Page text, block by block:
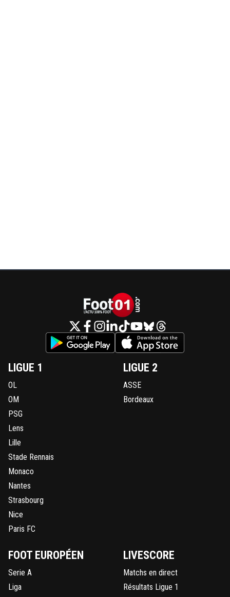
LIGUE 1
OL
OM
PSG
Lens
Lille
Stade Rennais
Monaco
Nantes
Strasbourg
Nice
Paris FC
LIGUE 2
ASSE
Bordeaux
FOOT EUROPÉEN
Serie A
Liga
LIVESCORE
Matchs en direct
Résultats Ligue 1